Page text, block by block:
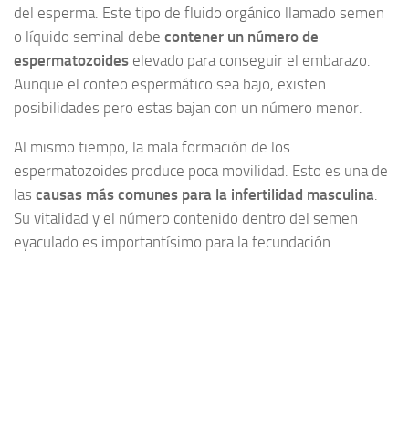
del esperma. Este tipo de fluido orgánico llamado semen
o líquido seminal debe contener un número de
espermatozoides elevado para conseguir el embarazo.
Aunque el conteo espermático sea bajo, existen
posibilidades pero estas bajan con un número menor.
Al mismo tiempo, la mala formación de los
espermatozoides produce poca movilidad. Esto es una de
las causas más comunes para la infertilidad masculina.
Su vitalidad y el número contenido dentro del semen
eyaculado es importantísimo para la fecundación.